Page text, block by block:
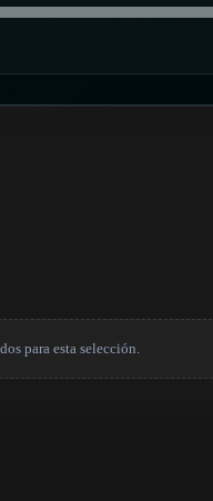
para esta selección.